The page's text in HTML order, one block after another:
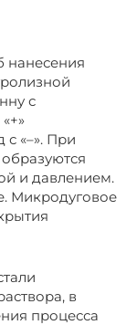
нанесения
с
с «–». При
и давлением.
Микродуговое
в
процесса